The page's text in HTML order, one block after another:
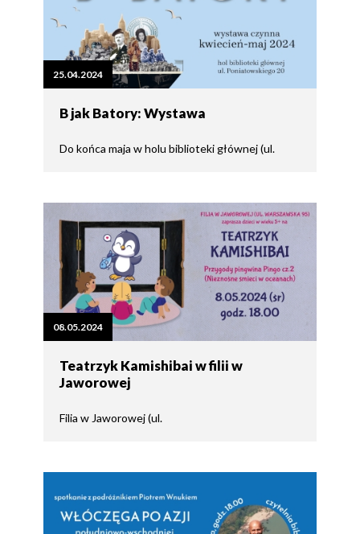
25.04.2024
B jak Batory: Wystawa
Do końca maja w holu biblioteki głównej (ul.
08.05.2024
Teatrzyk Kamishibai w filii w
Jaworowej
Filia w Jaworowej (ul.